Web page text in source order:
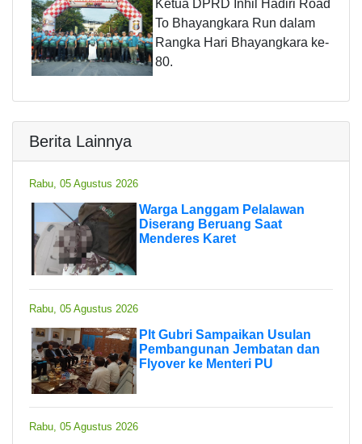
Ketua DPRD Inhil Hadiri Road
To Bhayangkara Run dalam
Rangka Hari Bhayangkara ke-
80.
Berita Lainnya
Rabu, 05 Agustus 2026
Warga Langgam Pelalawan
Diserang Beruang Saat
Menderes Karet
Rabu, 05 Agustus 2026
Plt Gubri Sampaikan Usulan
Pembangunan Jembatan dan
Flyover ke Menteri PU
Rabu, 05 Agustus 2026